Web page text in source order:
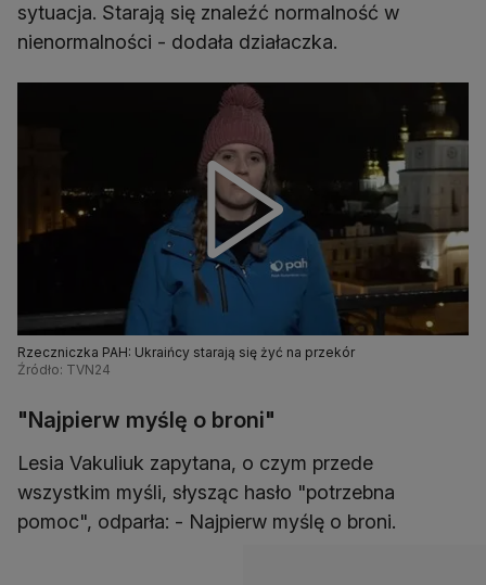
sytuacja. Starają się znaleźć normalność w
nienormalności - dodała działaczka.
Rzeczniczka PAH: Ukraińcy starają się żyć na przekór
Źródło: TVN24
"Najpierw myślę o broni"
Lesia Vakuliuk zapytana, o czym przede
wszystkim myśli, słysząc hasło "potrzebna
pomoc", odparła: - Najpierw myślę o broni.